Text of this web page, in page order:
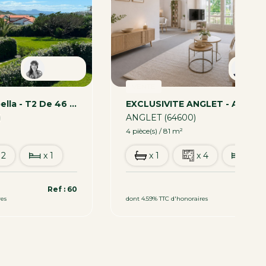
- BIARRITZ- Marbella - T2 De 46 M2 Avec Garage
x 1
Ref : 60
ANGLET (64600)
4 pièce(s) / 81 m²
x 1 x 4
dont 4.59% TTC d'honoraires